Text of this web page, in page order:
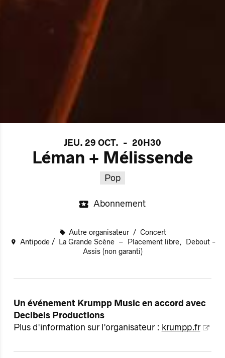
JEU. 29 OCT. - 20H30
Léman + Mélissende
Pop
Abonnement
Autre organisateur
Concert
Antipode
La Grande Scène Placement libre
Debout -
Assis (non garanti)
Un événement Krumpp Music en accord avec
Decibels Productions
Plus d'information sur l'organisateur : krumpp.fr